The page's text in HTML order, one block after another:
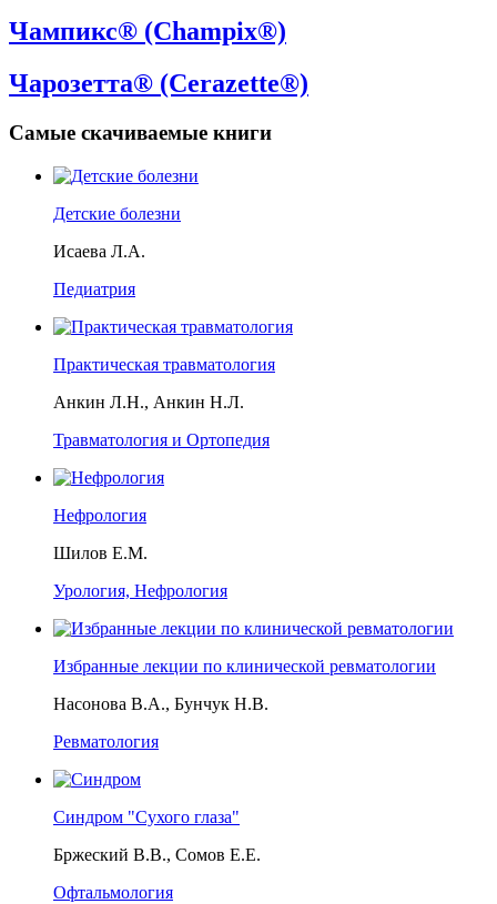
Чампикс® (Champix®)
Чарозетта® (Cerazette®)
Самые скачиваемые книги
Детские болезни
Исаева Л.А.
Педиатрия
Практическая травматология
Анкин Л.Н., Анкин Н.Л.
Травматология и Ортопедия
Нефрология
Шилов Е.М.
Урология, Нефрология
Избранные лекции по клинической ревматологии
Насонова В.А., Бунчук Н.В.
Ревматология
Синдром "Сухого глаза"
Бржеский В.В., Сомов Е.Е.
Офтальмология